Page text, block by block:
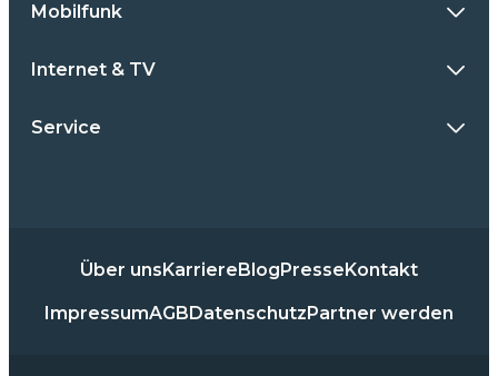
Mobilfunk
Internet & TV
Service
Über unsKarriereBlogPresseKontakt
ImpressumAGBDatenschutzPartner werden